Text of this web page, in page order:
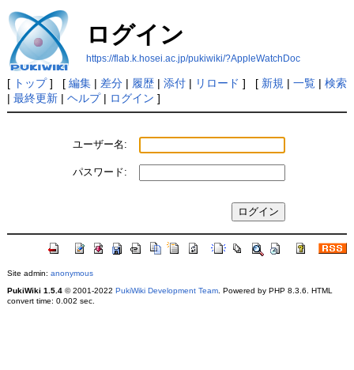
ログイン
https://flab.k.hosei.ac.jp/pukiwiki/?AppleWatchDoc
[ トップ] [ 編集| 差分| 履歴| 添付| リロード ] [ 新規 | 一覧| 検索
| 最終更新| ヘルプ| ログイン ]
ユーザー名:
パスワード:
Site admin: anonymous
PukiWiki 1.5.4© 2001-2022 PukiWiki Development Team. Powered by PHP 8.3.6. HTML
convert time: 0.002 sec.